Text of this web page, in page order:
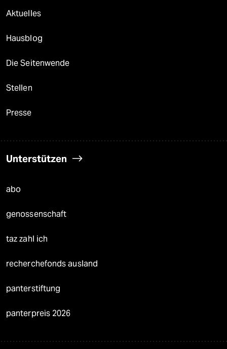
Aktuelles
Hausblog
Die Seitenwende
Stellen
Presse
Unterstützen
abo
genossenschaft
taz zahl ich
recherchefonds ausland
panterstiftung
panterpreis 2026